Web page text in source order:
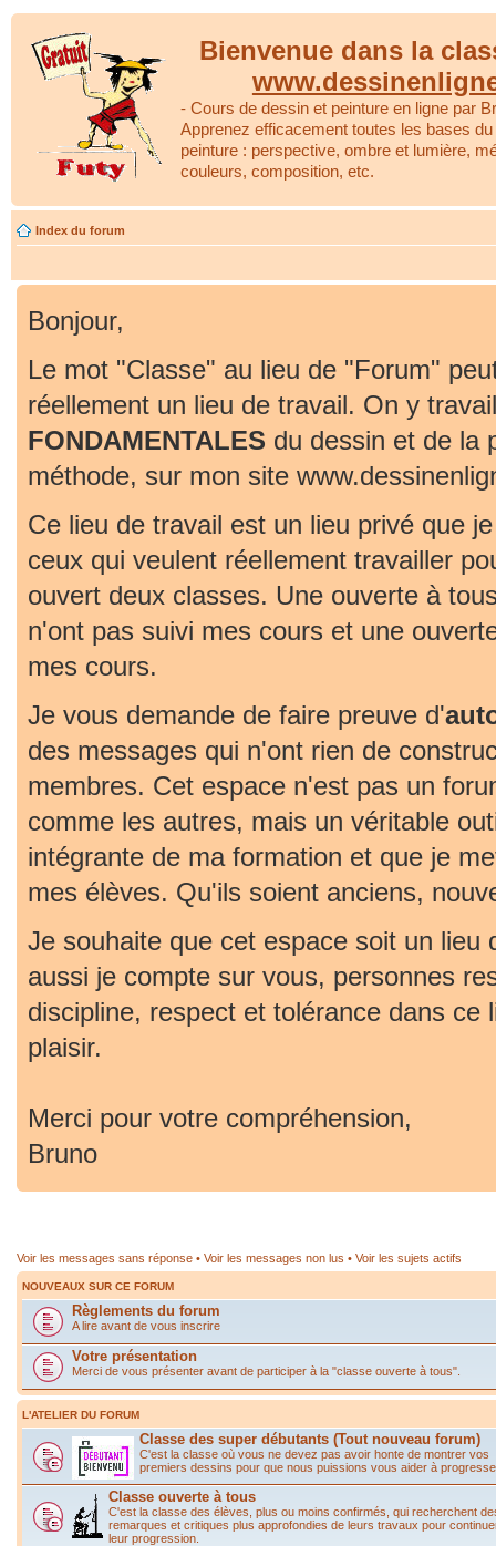
Bienvenue dans la
- Cours de dessin et peinture en ligne par
Apprenez efficacement toutes les bases
peinture : perspective, ombre et lumière,
couleurs, composition, etc.
Index du forum
Bonjour,
Le mot "Classe" au lieu de "Forum"
réellement un lieu de travail. On y
FONDAMENTALES du dessin et de la
méthode, sur mon site
Ce lieu de travail est un lieu privé que
ceux qui veulent réellement travailler
ouvert deux classes. Une ouverte à
n'ont pas suivi mes cours et une
mes cours.
Je vous demande de faire preuve d'
des messages qui n'ont rien de
membres. Cet espace n'est pas un
comme les autres, mais un véritable
intégrante de ma formation et que je
mes élèves. Qu'ils soient anciens,
Je souhaite que cet espace soit un lieu
aussi je compte sur vous, personnes
discipline, respect et tolérance dans ce
plaisir.
Merci pour votre compréhension,
Bruno
Voir les messages sans réponse • Voir les messages non lus • Voir les sujets actifs
NOUVEAUX SUR CE FORUM
Règlements du forum
A lire avant de vous inscrire
Votre présentation
Merci de vous présenter avant de participer à la "classe ouverte à tous".
L'ATELIER DU FORUM
Classe des super débutants (Tout nouveau forum)
C'est la classe où vous ne devez pas avoir honte de montrer vos
premiers dessins pour que nous puissions vous aider à
Classe ouverte à tous
C'est la classe des élèves, plus ou moins confirmés, qui recherchent
remarques et critiques plus approfondies de leurs travaux pour
leur progression.